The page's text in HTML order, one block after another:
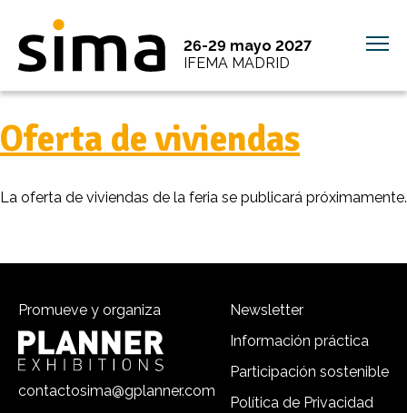
26-29 mayo 2027
IFEMA MADRID
Oferta de viviendas
La oferta de viviendas de la feria se publicará próximamente.
Promueve y organiza
contactosima@gplanner.com
Newsletter
Información práctica
Participación sostenible
Política de Privacidad